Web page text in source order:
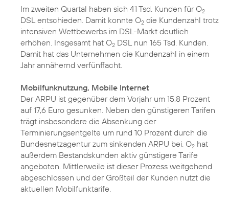
Im zweiten Quartal haben sich 41 Tsd. Kunden für O2
DSL entschieden. Damit konnte O2 die Kundenzahl trotz
intensiven Wettbewerbs im DSL-Markt deutlich
erhöhen. Insgesamt hat O2 DSL nun 165 Tsd. Kunden.
Damit hat das Unternehmen die Kundenzahl in einem
Jahr annähernd verfünffacht.
Mobilfunknutzung, Mobile Internet
Der ARPU ist gegenüber dem Vorjahr um 15,8 Prozent
auf 17,6 Euro gesunken. Neben den günstigeren Tarifen
trägt insbesondere die Absenkung der
Terminierungsentgelte um rund 10 Prozent durch die
Bundesnetzagentur zum sinkenden ARPU bei. O2 hat
außerdem Bestandskunden aktiv günstigere Tarife
angeboten. Mittlerweile ist dieser Prozess weitgehend
abgeschlossen und der Großteil der Kunden nutzt die
aktuellen Mobilfunktarife.